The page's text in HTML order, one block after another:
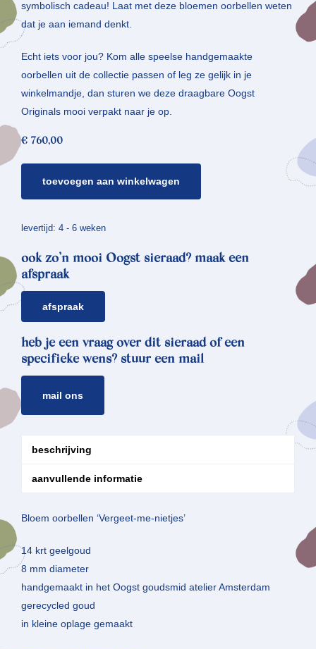
symbolisch cadeau! Laat met deze bloemen oorbellen weten
dat je aan iemand denkt.
Echt iets voor jou? Kom alle speelse handgemaakte
oorbellen uit de collectie passen of leg ze gelijk in je
winkelmandje, dan sturen we deze draagbare Oogst
Originals mooi verpakt naar je op.
€ 760,00
vergeet-
nietjes
aantal
toevoegen aan winkelwagen
levertijd: 4 - 6 weken
ook zo’n mooi Oogst sieraad? maak een
afspraak
afspraak
heb je een vraag over dit sieraad of een
specifieke wens? stuur een mail
mail ons
beschrijving
aanvullende informatie
Bloem oorbellen ‘Vergeet-me-nietjes’
14 krt geelgoud
8 mm diameter
handgemaakt in het Oogst goudsmid atelier Amsterdam
gerecycled goud
in kleine oplage gemaakt